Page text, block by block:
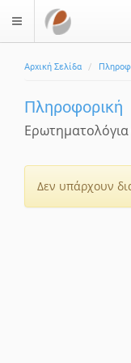
$langMenu
Αρχική Σελίδα
Πληροφορική
Ερωτηματολόγια
Δεν υπάρχουν